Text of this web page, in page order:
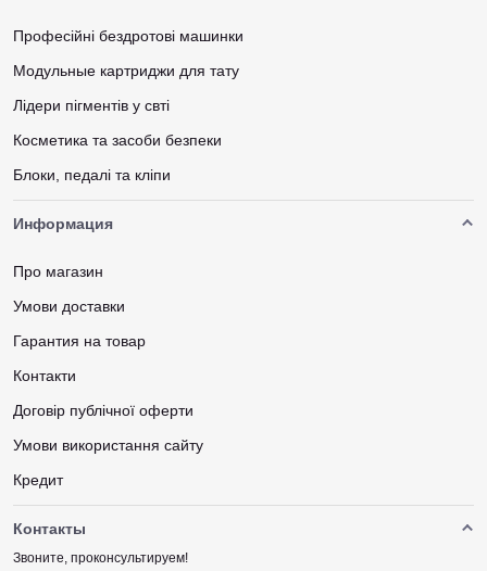
Професійні бездротові машинки
Модульные картриджи для тату
Лідери пігментів у свті
Косметика та засоби безпеки
Блоки, педалі та кліпи
Информация
Про магазин
Умови доставки
Гарантия на товар
Контакти
Договір публічної оферти
Умови використання сайту
Кредит
Контакты
Звоните, проконсультируем!